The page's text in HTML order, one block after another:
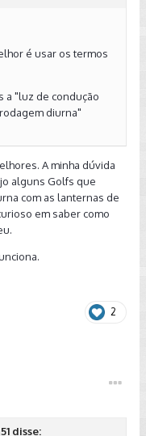
é usar os termos
a "luz de condução
diurna"
baixo" / "farol de luz
ou noite, acende as
como lanterna
de posição" - item 3
FARÓIS DE
mais embaixo do para-
A minha dúvida
alguns Golfs que
com as lanternas de
em saber como
2
disse: